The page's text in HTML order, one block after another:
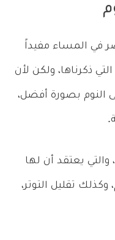
في المساء مفيداً
ذكرناها، ولكن لأن
النوم بصورة أفضل،
والتي يعتقد أن لها
وكذلك تقليل التوتر،